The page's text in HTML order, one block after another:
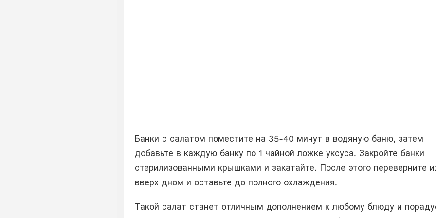
Банки с салатом поместите на 35-40 минут в водяную баню, затем
добавьте в каждую банку по 1 чайной ложке уксуса. Закройте банки
стерилизованными крышками и закатайте. После этого переверните
вверх дном и оставьте до полного охлаждения.
Такой салат станет отличным дополнением к любому блюду и